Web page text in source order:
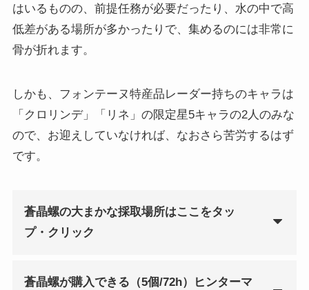
はいるものの、前提任務が必要だったり、水の中で高
低差がある場所が多かったりで、集めるのには非常に
骨が折れます。
しかも、フォンテーヌ特産品レーダー持ちのキャラは
「クロリンデ」「リネ」の限定星5キャラの2人のみな
ので、お迎えしていなければ、なおさら苦労するはず
です。
蒼晶螺の大まかな採取場所はここをタッ
プ・クリック
蒼晶螺が購入できる（5個/72h）ヒンターマ